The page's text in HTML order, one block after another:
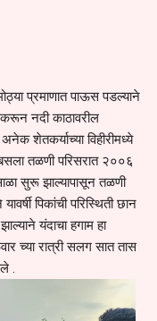
प्रमाणात पाऊस पडल्याने
नदी काठावरील
शेतकर्याच्या विहीरीमध्ये
तळणी परिसरात २००६
सुरू झाल्यापासून तळणी
पिकांची परिस्थिती छान
यंदाचा हगाम हा
च्या रात्री सलग सात तास
.